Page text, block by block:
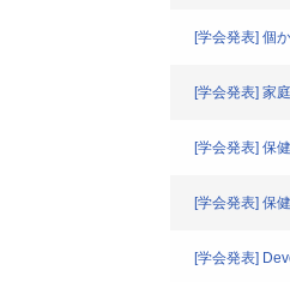
[学会発表] 個
[学会発表] 家
[学会発表] 保
[学会発表] 保
[学会発表]